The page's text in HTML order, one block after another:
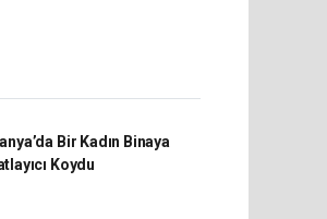
Bir Kadın Binaya
Koydu